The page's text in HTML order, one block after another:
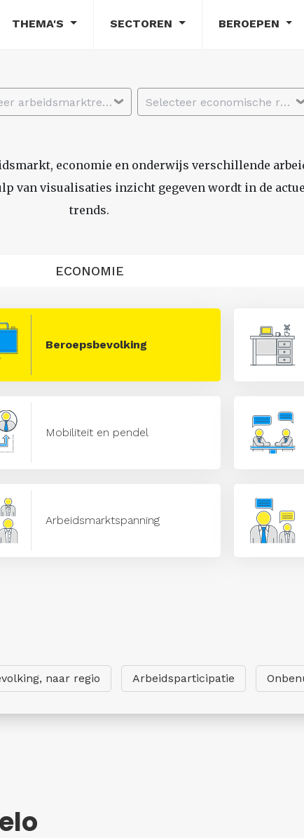
THEMA'S SECTOREN BEROEPEN
Selecteer arbeidsmarktregio Selecteer economische regio
economie en onderwijs verschillende
van visualisaties inzicht gegeven wordt in de
trends.
ECONOMIE
Beroepsbevolking
Mobiliteit en pendel
Arbeidsmarktspanning
naar regio Arbeidsparticipatie